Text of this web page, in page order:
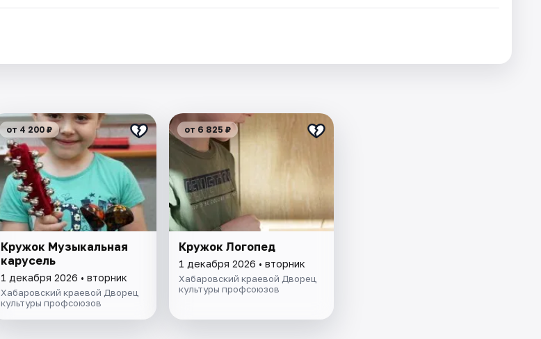
от 4 200 ₽
Кружок Музыкальная
карусель
1 декабря 2026 • вторник
Хабаровский краевой Дворец
культуры профсоюзов
от 6 825 ₽
Кружок Логопед
1 декабря 2026 • вторник
Хабаровский краевой Дворец
культуры профсоюзов